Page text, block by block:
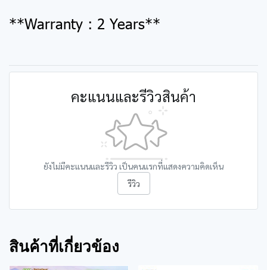
**Warranty : 2 Years**
คะแนนและรีวิวสินค้า
ยังไม่มีคะแนนและรีวิว เป็นคนแรกที่แสดงความคิดเห็น
รีวิว
สินค้าที่เกี่ยวข้อง